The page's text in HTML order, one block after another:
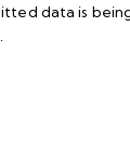
data is
.